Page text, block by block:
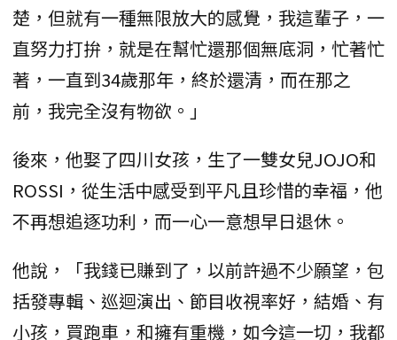
楚，但就有一種無限放大的感覺，我這輩子，一
直努力打拚，就是在幫忙還那個無底洞，忙著忙
著，一直到34歲那年，終於還清，而在那之
前，我完全沒有物欲。」
後來，他娶了四川女孩，生了一雙女兒JOJO和
ROSSI，從生活中感受到平凡且珍惜的幸福，他
不再想追逐功利，而一心一意想早日退休。
他說，「我錢已賺到了，以前許過不少願望，包
括發專輯、巡迴演出、節目收視率好，結婚、有
小孩，買跑車，和擁有重機，如今這一切，我都